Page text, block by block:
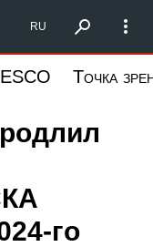
Запад
RU
Точка
го